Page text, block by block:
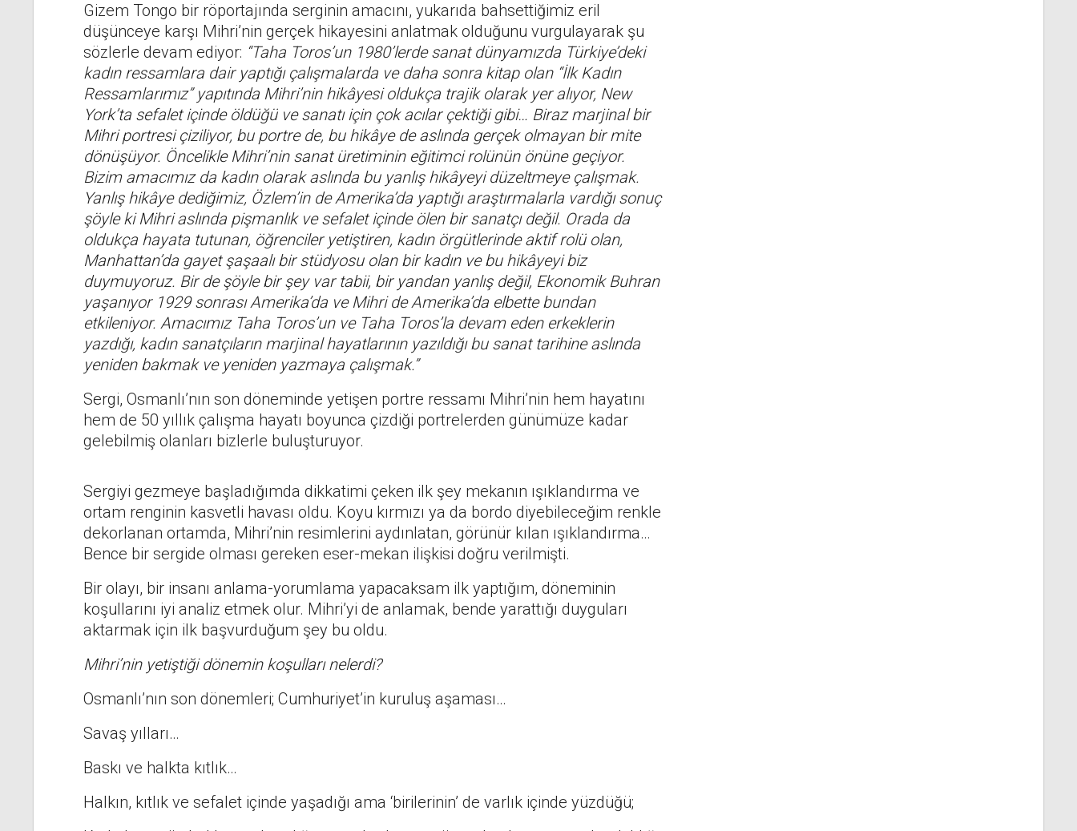
Gizem Tongo bir röportajında serginin amacını, yukarıda bahsettiğimiz eril
düşünceye karşı Mihri’nin gerçek hikayesini anlatmak olduğunu vurgulayarak şu
sözlerle devam ediyor: “Taha Toros’un 1980’lerde sanat dünyamızda Türkiye’deki
kadın ressamlara dair yaptığı çalışmalarda ve daha sonra kitap olan “İlk Kadın
Ressamlarımız” yapıtında Mihri’nin hikâyesi oldukça trajik olarak yer alıyor, New
York’ta sefalet içinde öldüğü ve sanatı için çok acılar çektiği gibi… Biraz marjinal bir
Mihri portresi çiziliyor, bu portre de, bu hikâye de aslında gerçek olmayan bir mite
dönüşüyor. Öncelikle Mihri’nin sanat üretiminin eğitimci rolünün önüne geçiyor.
Bizim amacımız da kadın olarak aslında bu yanlış hikâyeyi düzeltmeye çalışmak.
Yanlış hikâye dediğimiz, Özlem’in de Amerika’da yaptığı araştırmalarla vardığı sonuç
şöyle ki Mihri aslında pişmanlık ve sefalet içinde ölen bir sanatçı değil. Orada da
oldukça hayata tutunan, öğrenciler yetiştiren, kadın örgütlerinde aktif rolü olan,
Manhattan’da gayet şaşaalı bir stüdyosu olan bir kadın ve bu hikâyeyi biz
duymuyoruz. Bir de şöyle bir şey var tabii, bir yandan yanlış değil, Ekonomik Buhran
yaşanıyor 1929 sonrası Amerika’da ve Mihri de Amerika’da elbette bundan
etkileniyor. Amacımız Taha Toros’un ve Taha Toros’la devam eden erkeklerin
yazdığı, kadın sanatçıların marjinal hayatlarının yazıldığı bu sanat tarihine aslında
yeniden bakmak ve yeniden yazmaya çalışmak.”
Sergi, Osmanlı’nın son döneminde yetişen portre ressamı Mihri’nin hem hayatını
hem de 50 yıllık çalışma hayatı boyunca çizdiği portrelerden günümüze kadar
gelebilmiş olanları bizlerle buluşturuyor.
Sergiyi gezmeye başladığımda dikkatimi çeken ilk şey mekanın ışıklandırma ve
ortam renginin kasvetli havası oldu. Koyu kırmızı ya da bordo diyebileceğim renkle
dekorlanan ortamda, Mihri’nin resimlerini aydınlatan, görünür kılan ışıklandırma…
Bence bir sergide olması gereken eser-mekan ilişkisi doğru verilmişti.
Bir olayı, bir insanı anlama-yorumlama yapacaksam ilk yaptığım, döneminin
koşullarını iyi analiz etmek olur. Mihri’yi de anlamak, bende yarattığı duyguları
aktarmak için ilk başvurduğum şey bu oldu.
Mihri’nin yetiştiği dönemin koşulları nelerdi?
Osmanlı’nın son dönemleri; Cumhuriyet’in kuruluş aşaması…
Savaş yılları…
Baskı ve halkta kıtlık…
Halkın, kıtlık ve sefalet içinde yaşadığı ama ‘birilerinin’ de varlık içinde yüzdüğü;